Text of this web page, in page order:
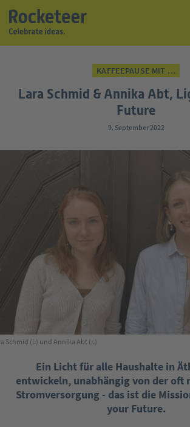
Suche
Über uns
KAFFEEPAUSE MIT …
Lara Schmid & Annika Abt,
Future
9. September 2022
Schmid (l.) und Annika Abt (r.)
Ein Licht für alle Haushalte in
entwickeln, unabhängig von der oft
Stromversorgung - das ist die
your Future.